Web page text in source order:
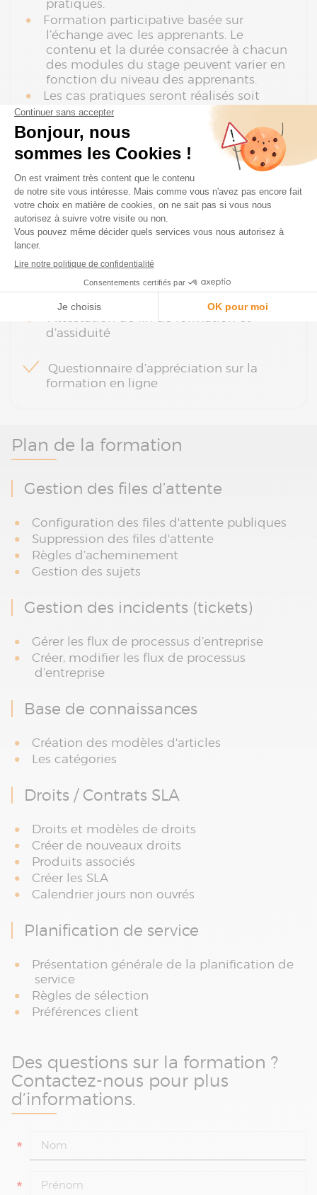
pratiques.
Formation participative basée sur
l’échange avec les apprenants. Le
contenu et la durée consacrée à chacun
des modules du stage peuvent varier en
fonction du niveau des apprenants.
Les cas pratiques seront réalisés soit
directement sur le poste de travail des
stagiaires via partage d’écran avec le
formateur (via l’outil dédié pour les
sessions à distance) soit en autonomie
par l’apprenant puis correction par le
formateur.
Suivi de l’exécution du programme
Attestation de présence
Attestation de fin de formation et
d’assiduité
Questionnaire d’appréciation sur la
formation en ligne
Plan de la formation
Gestion des files d’attente
Configuration des files d'attente publiques
Suppression des files d'attente
Règles d’acheminement
Gestion des sujets
Gestion des incidents (tickets)
Gérer les flux de processus d’entreprise
Créer, modifier les flux de processus
d’entreprise
Base de connaissances
Création des modèles d'articles
Les catégories
Droits / Contrats SLA
Droits et modèles de droits
Créer de nouveaux droits
Produits associés
Créer les SLA
Calendrier jours non ouvrés
Planification de service
Présentation générale de la planification de
service
Règles de sélection
Préférences client
Des questions sur la formation ?
Contactez-nous pour plus
d’informations.
*
*